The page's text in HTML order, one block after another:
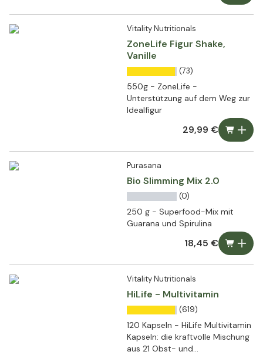
Vitality Nutritionals
ZoneLife Figur Shake,
Vanille
(73)
550g - ZoneLife -
Unterstützung auf dem Weg zur
Idealfigur
29,99 €
Purasana
Bio Slimming Mix 2.0
(0)
250 g - Superfood-Mix mit
Guarana und Spirulina
18,45 €
Vitality Nutritionals
HiLife - Multivitamin
(619)
120 Kapseln - HiLife Multivitamin
Kapseln: die kraftvolle Mischung
aus 21 Obst- und